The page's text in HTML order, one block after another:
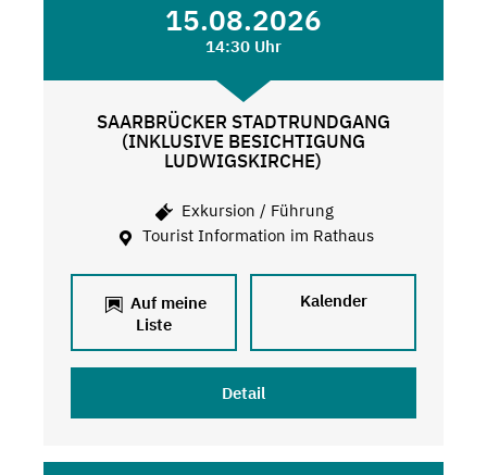
15.08.2026
14:30 Uhr
SAARBRÜCKER STADTRUNDGANG
(INKLUSIVE BESICHTIGUNG
LUDWIGSKIRCHE)
Exkursion / Führung
Tourist Information im Rathaus
Auf meine
Liste
Kalender
Detail